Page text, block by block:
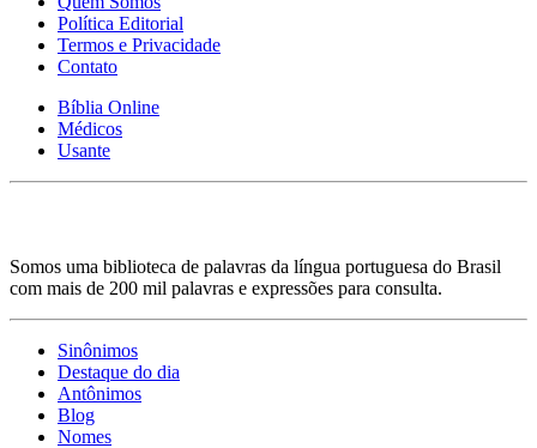
Política Editorial
Termos e Privacidade
Contato
Bíblia Online
Médicos
Usante
Somos uma biblioteca de palavras da língua portuguesa do Brasil
com mais de 200 mil palavras e expressões para consulta.
Sinônimos
Destaque do dia
Antônimos
Blog
Nomes